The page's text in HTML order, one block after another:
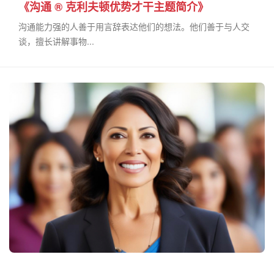
《沟通 ® 克利夫顿优势才干主题简介》
沟通能力强的人善于用言辞表达他们的想法。他们善于与人交
谈，擅长讲解事物...